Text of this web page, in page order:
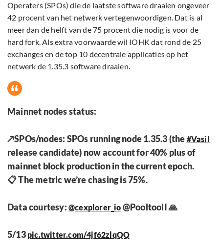
Operaters (SPOs) die de laatste software draaien ongeveer
42 procent van het netwerk vertegenwoordigen. Dat is al
meer dan de helft van de 75 procent die nodig is voor de
hard fork. Als extra voorwaarde wil IOHK dat rond de 25
exchanges en de top 10 decentrale applicaties op het
netwerk de 1.35.3 software draaien.
Mainnet nodes status:
↗️SPOs/nodes: SPOs running node 1.35.3 (the #Vasil
release candidate) now account for 40% plus of
mainnet block production in the current epoch.
📋 The metric we’re chasing is 75%.
Data courtesy: @cexplorer_io @PooltoolI 🙏
5/13 pic.twitter.com/4jf62zlqQQ